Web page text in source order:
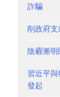
詐騙
削政府支
陰霾漸
習近平
發起